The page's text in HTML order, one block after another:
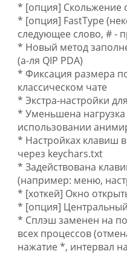
* [опция] Скольжение
* [опция] FastType
следующее слово, # -
* Новый метод
(а-ля QIP PDA)
* Фиксация размера
классическом чате
* Экстра-настройки
* Уменьшена
использовании
* Настройках клавиш
через keychars.txt
* Задействована
(например: меню,
* [хоткей] Окно
* [опция]
* Сплэш заменен на
всех процессов
нажатие *, интервал